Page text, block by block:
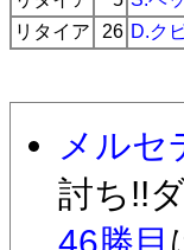
リタイア
26 D.ク
メルセ
討ち!!